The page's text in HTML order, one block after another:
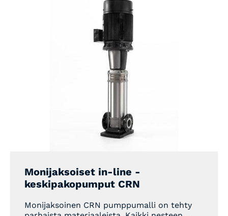
Monijaksoiset in-line -
keskipakopumput CRN
Monijaksoinen CRN pumppumalli on tehty